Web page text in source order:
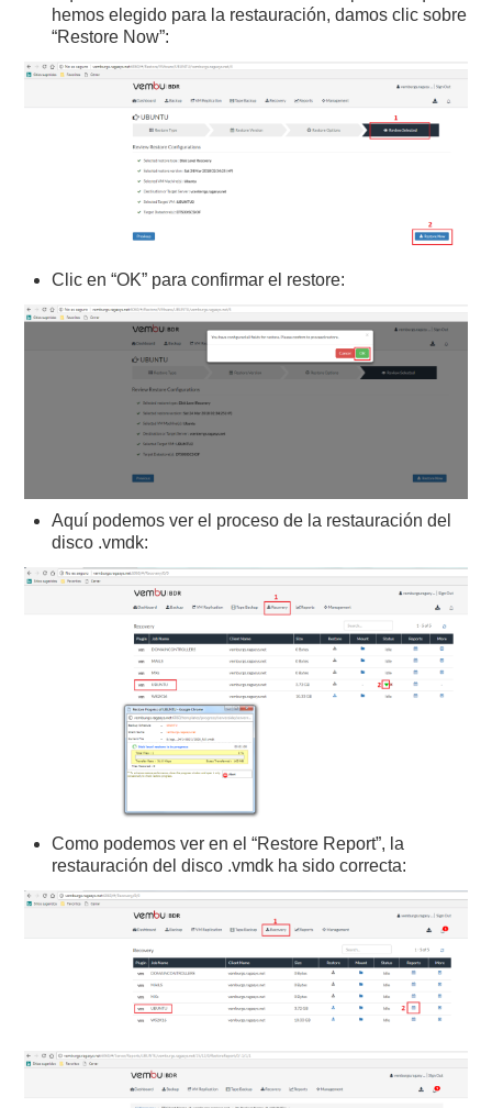
hemos elegido para la restauración, damos clic sobre
“Restore Now”:
Clic en “OK” para confirmar el restore:
Aquí podemos ver el proceso de la restauración del
disco .vmdk:
Como podemos ver en el “Restore Report”, la
restauración del disco .vmdk ha sido correcta: